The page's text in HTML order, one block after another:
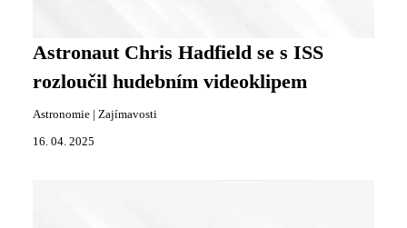
Astronaut Chris Hadfield se s ISS
rozloučil hudebním videoklipem
Astronomie | Zajímavosti
16. 04. 2025